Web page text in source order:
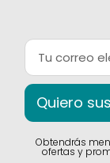
Quiero
Obtendrás
ofertas y